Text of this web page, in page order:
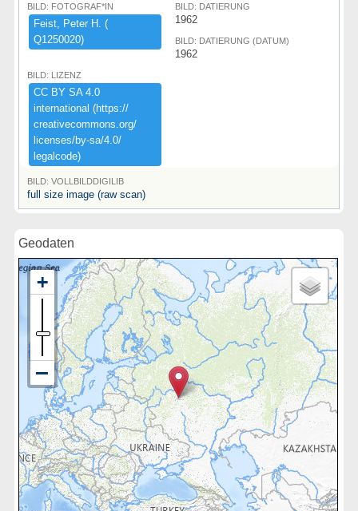
BILD: FOTOGRAF*IN
Feist,​ ​Peter ​H.​ ​(​
Q1250020)​
BILD: DATIERUNG
1962
BILD: DATIERUNG (DATUM)
1962
BILD: LIZENZ
CC ​BY ​SA ​4.​0 ​
international ​(​https:​/​/​
creativecommons.​org/​
licenses/​by-​sa/​4.​0/​
legalcode)​
BILD: VOLLBILDDIGILIB
full size image (raw scan)
Geodaten